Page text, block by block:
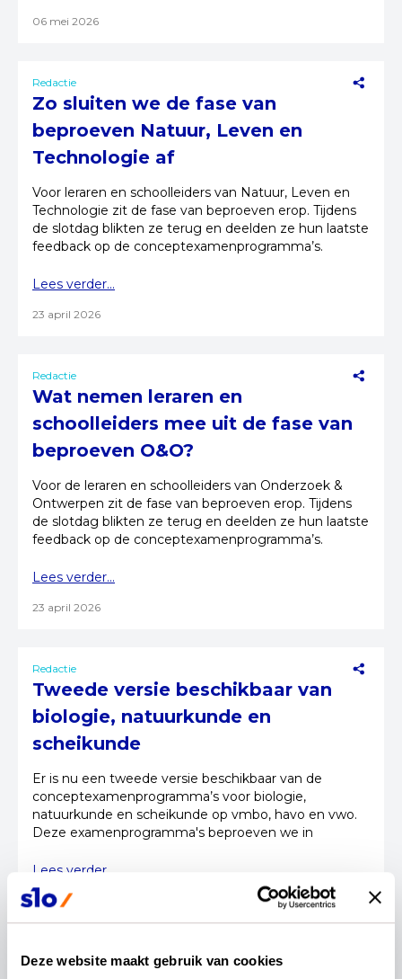
Deze website maakt gebruik van cookies
06 mei 2026
Redactie
Zo sluiten we de fase van
beproeven Natuur, Leven en
Technologie af
Voor leraren en schoolleiders van Natuur, Leven en
Technologie zit de fase van beproeven erop. Tijdens
de slotdag blikten ze terug en deelden ze hun laatste
feedback op de conceptexamenprogramma’s.
Lees verder...
23 april 2026
Redactie
Wat nemen leraren en
schoolleiders mee uit de fase van
beproeven O&O?
Voor de leraren en schoolleiders van Onderzoek &
Ontwerpen zit de fase van beproeven erop. Tijdens
de slotdag blikten ze terug en deelden ze hun laatste
feedback op de conceptexamenprogramma’s.
Lees verder...
23 april 2026
Redactie
Tweede versie beschikbaar van
biologie, natuurkunde en
scheikunde
Er is nu een tweede versie beschikbaar van de
conceptexamenprogramma’s voor biologie,
natuurkunde en scheikunde op vmbo, havo en vwo.
Deze examenprogramma's beproeven we in
Lees verder...
01 april 2026
Redactie